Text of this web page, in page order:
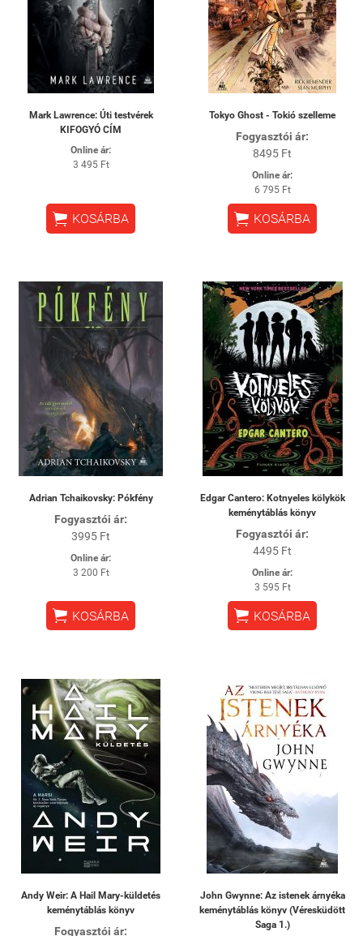
Mark Lawrence: Úti testvérek
KIFOGYÓ CÍM
Online ár:
3 495 Ft
 KOSÁRBA
Tokyo Ghost - Tokió szelleme
Fogyasztói ár:
8495 Ft
Online ár:
6 795 Ft
 KOSÁRBA
Adrian Tchaikovsky: Pókfény
Fogyasztói ár:
3995 Ft
Online ár:
3 200 Ft
 KOSÁRBA
Edgar Cantero: Kotnyeles kölykök
keménytáblás könyv
Fogyasztói ár:
4495 Ft
Online ár:
3 595 Ft
 KOSÁRBA
Andy Weir: A Hail Mary-küldetés
keménytáblás könyv
Fogyasztói ár:
John Gwynne: Az istenek árnyéka
keménytáblás könyv (Véresküdött
Saga 1.)